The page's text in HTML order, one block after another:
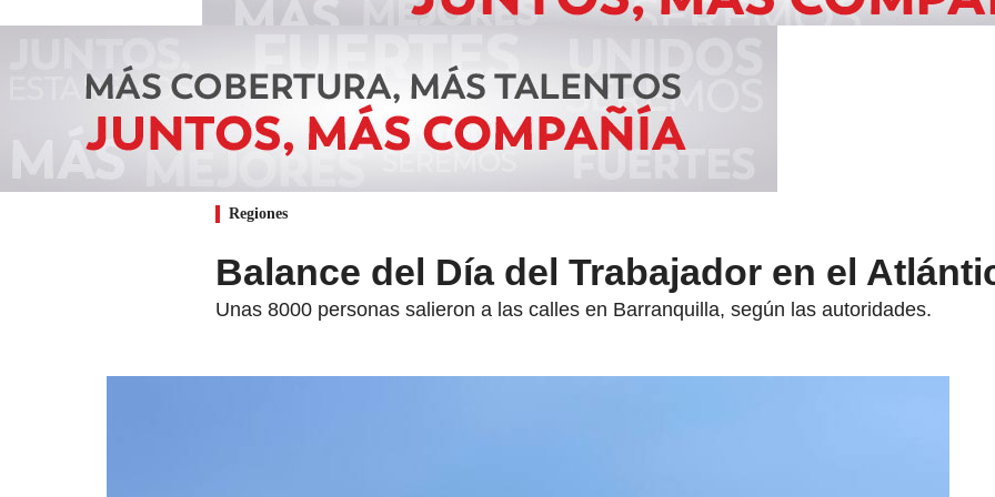
Regiones
Balance del Día del Trabajador en el
Unas 8000 personas salieron a las calles en Barranquilla, según las autoridades.